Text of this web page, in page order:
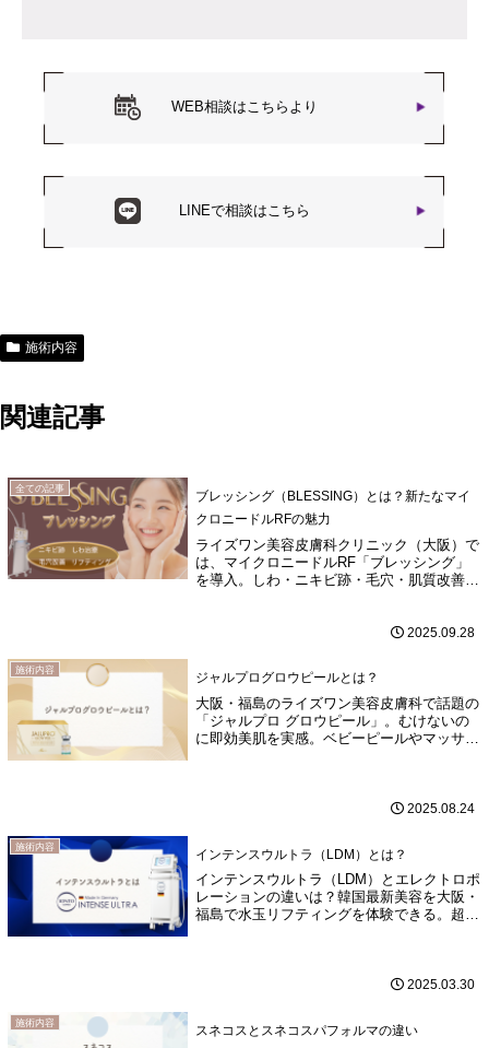
WEB相談はこちらより
LINEで相談はこちら
施術内容
関連記事
全ての記事
ブレッシング（BLESSING）とは？新たなマイ
クロニードルRFの魅力
ライズワン美容皮膚科クリニック（大阪）で
は、マイクロニードルRF「ブレッシング」
を導入。しわ・ニキビ跡・毛穴・肌質改善に
2025.09.28
施術内容 ジャルプログロウピールとは？
大阪・福島のライズワン美容皮膚科で話題の
「ジャルプロ グロウピール」。むけないの
に即効美肌を実感。ベビーピールやマッサー
2025.08.24
施術内容 インテンスウルトラ（LDM）とは？
インテンスウルトラ（LDM）とエレクトロポ
レーションの違いは？韓国最新美容を大阪・
福島で水玉リフティングを体験できる。超音
2025.03.30
施術内容 スネコスとスネコスパフォルマの違い